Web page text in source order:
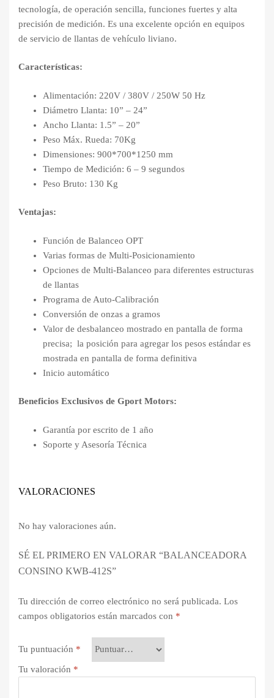
tecnología, de operación sencilla, funciones fuertes y alta
precisión de medición. Es una excelente opción en equipos
de servicio de llantas de vehículo liviano.
Características:
Alimentación: 220V / 380V / 250W 50 Hz
Diámetro Llanta: 10” – 24”
Ancho Llanta: 1.5” – 20”
Peso Máx. Rueda: 70Kg
Dimensiones: 900*700*1250 mm
Tiempo de Medición: 6 – 9 segundos
Peso Bruto: 130 Kg
Ventajas:
Función de Balanceo OPT
Varias formas de Multi-Posicionamiento
Opciones de Multi-Balanceo para diferentes estructuras
de llantas
Programa de Auto-Calibración
Conversión de onzas a gramos
Valor de desbalanceo mostrado en pantalla de forma
precisa; la posición para agregar los pesos estándar es
mostrada en pantalla de forma definitiva
Inicio automático
Beneficios Exclusivos de Gport Motors:
Garantía por escrito de 1 año
Soporte y Asesoría Técnica
VALORACIONES
No hay valoraciones aún.
SÉ EL PRIMERO EN VALORAR “BALANCEADORA
CONSINO KWB-412S”
Tu dirección de correo electrónico no será publicada. Los
campos obligatorios están marcados con *
Tu puntuación *
Tu valoración *